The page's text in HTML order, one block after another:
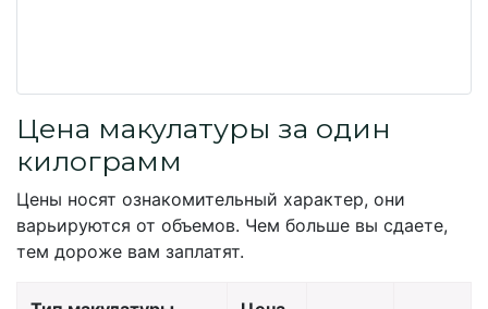
Цена макулатуры за один
килограмм
Цены носят ознакомительный характер, они
варьируются от объемов. Чем больше вы сдаете,
тем дороже вам заплатят.